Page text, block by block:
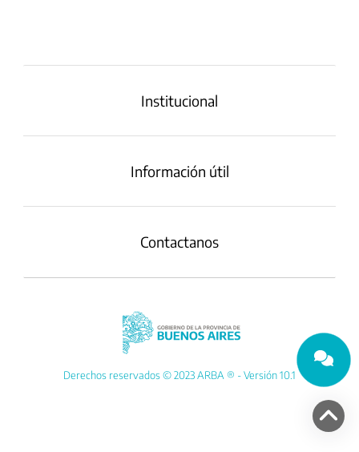
Institucional
Información útil
Contactanos
Derechos reservados © 2023 ARBA ® - Versión 10.1